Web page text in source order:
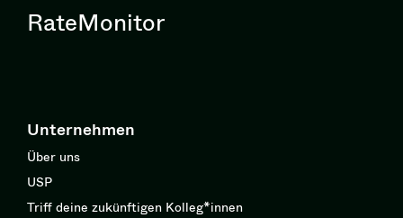
RateMonitor
Unternehmen
Über uns
USP
Triff deine zukünftigen Kolleg*innen